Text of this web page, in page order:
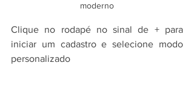
moderno
Clique no rodapé no sinal de + para
iniciar um cadastro e selecione modo
personalizado